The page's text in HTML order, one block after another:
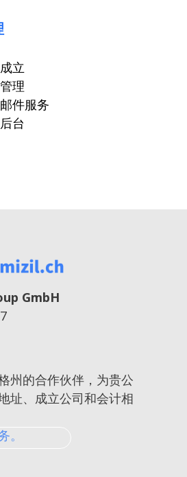
立
理
件服务
台
GmbH
州的合作伙伴，为贵公
址、成立公司和会计相
。